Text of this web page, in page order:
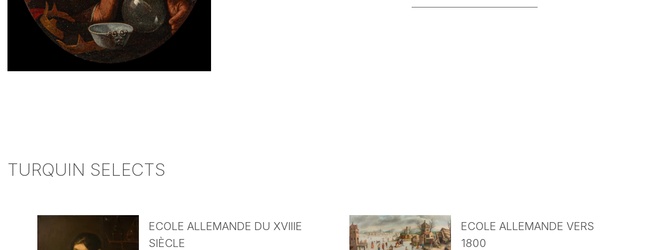
TURQUIN SELECTS
ECOLE ALLEMANDE DU XVIIIE
SIÈCLE
ECOLE ALLEMANDE VERS
1800